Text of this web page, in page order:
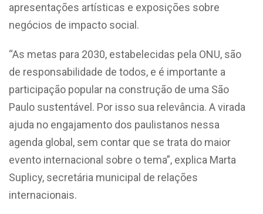
apresentações artísticas e exposições sobre
negócios de impacto social.
“As metas para 2030, estabelecidas pela ONU, são
de responsabilidade de todos, e é importante a
participação popular na construção de uma São
Paulo sustentável. Por isso sua relevância. A virada
ajuda no engajamento dos paulistanos nessa
agenda global, sem contar que se trata do maior
evento internacional sobre o tema”, explica Marta
Suplicy, secretária municipal de relações
internacionais.